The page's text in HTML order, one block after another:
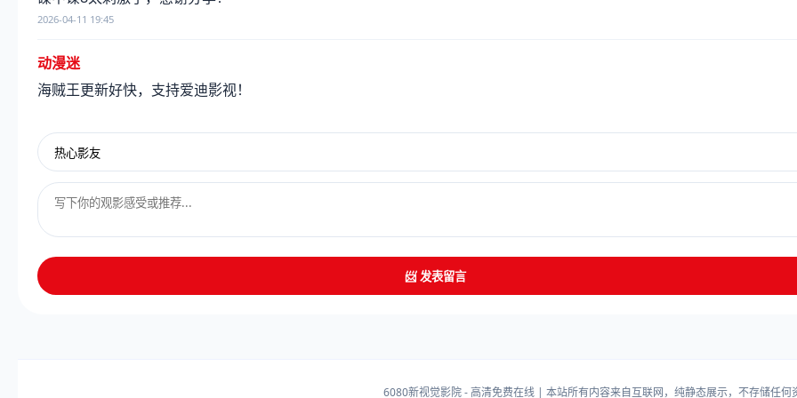
2026-04-11 19:45
动漫迷
海贼王更新好快，支持爱迪影视！
📨 发表留言
6080新视觉影院 - 高清免费在线 | 本站所有内容来自互联网，纯静态展示，不存储任何